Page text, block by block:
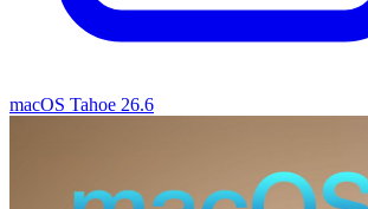
macOS Tahoe 26.6